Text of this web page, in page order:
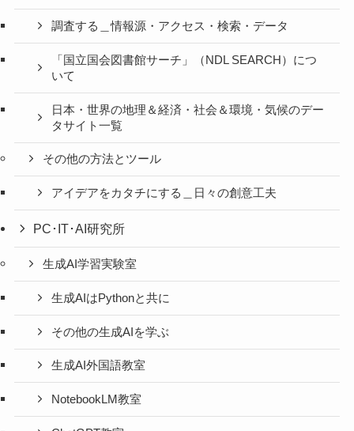
調査する＿情報源・アクセス・検索・データ
「国立国会図書館サーチ」（NDL SEARCH）につ
いて
日本・世界の地理＆経済・社会＆環境・気候のデー
タサイト一覧
その他の方法とツール
アイデアをカタチにする＿日々の創意工夫
PC･IT･AI研究所
生成AI学習実験室
生成AIはPythonと共に
その他の生成AIを学ぶ
生成AI外国語教室
NotebookLM教室